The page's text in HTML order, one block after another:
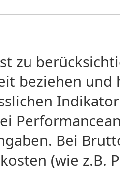
zu
beziehen
Bei
(wie z.B.